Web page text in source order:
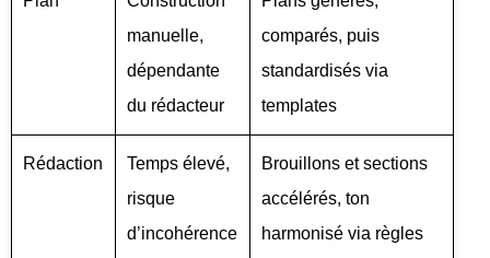
manuelle,
dépendante
du rédacteur
comparés, puis
standardisés via
templates
Rédaction
Temps élevé,
risque
d’incohérence
Brouillons et sections
accélérés, ton
harmonisé via règles